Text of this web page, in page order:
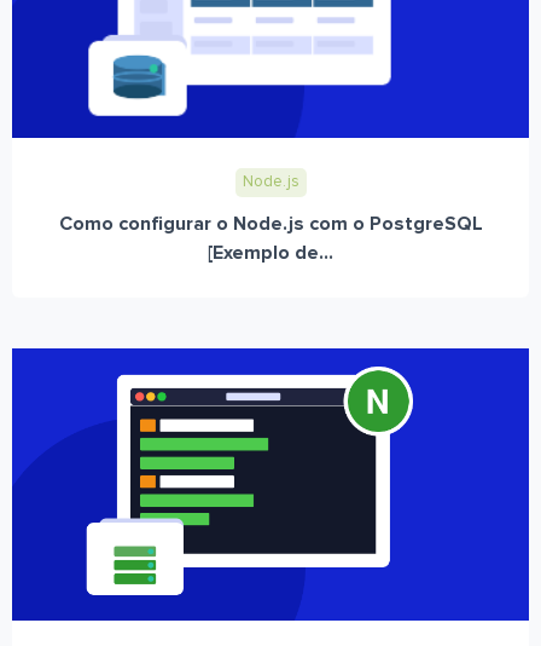
Node.js
Como configurar o Node.js com o PostgreSQL
[Exemplo de...